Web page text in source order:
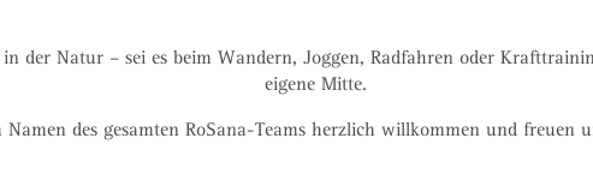
der Natur – sei es beim Wandern, Joggen, Radfahren oder
eigene Mitte.
des gesamten RoSana-Teams herzlich willkommen und freuen